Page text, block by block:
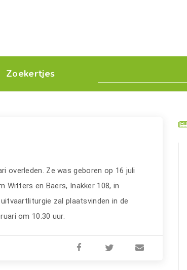
Zoekertjes
overleden. Ze was geboren op 16 juli
Witters en Baers, Inakker 108, in
zal plaatsvinden in de
om 10.30 uur.